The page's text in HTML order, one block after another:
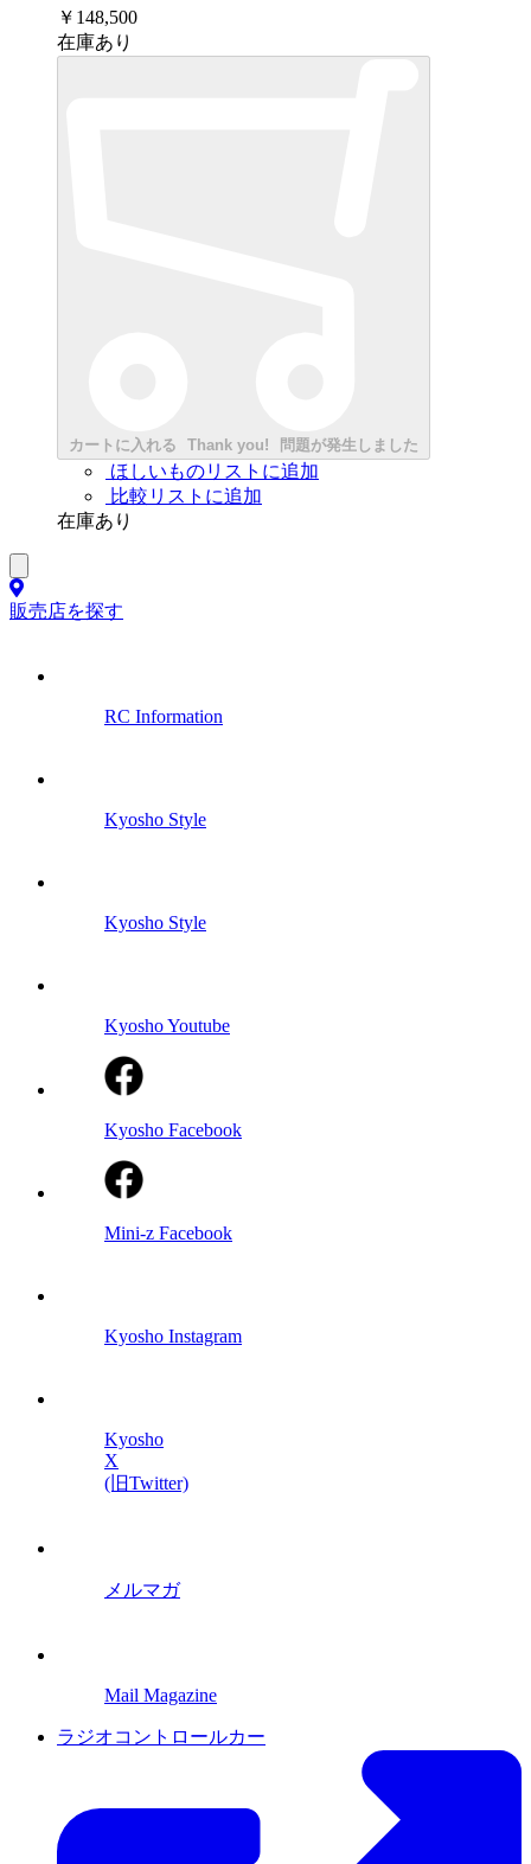
￥148,500
在庫あり
カートに入れる Thank you! 問題が発生しました
ほしいものリストに追加
比較リストに追加
在庫あり
販売店を探す
RC Information
Kyosho Style
Kyosho Style
Kyosho Youtube
Kyosho Facebook
Mini-z Facebook
Kyosho Instagram
Kyosho
X
(旧Twitter)
メルマガ
Mail Magazine
ラジオコントロールカー